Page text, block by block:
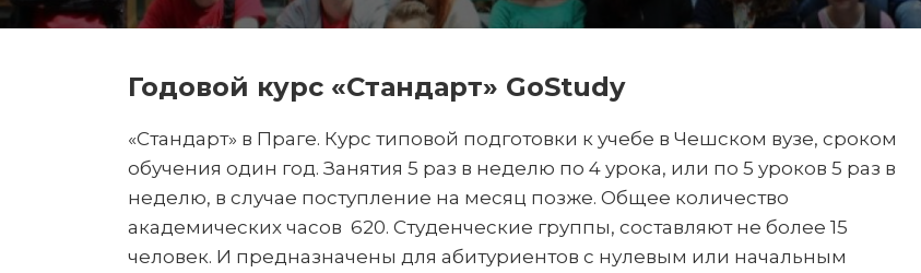
Годовой курс «Стандарт» GoStudy
«Стандарт» в Праге. Курс типовой подготовки к учебе в Чешском вузе, сроком
обучения один год. Занятия 5 раз в неделю по 4 урока, или по 5 уроков 5 раз в
неделю, в случае поступление на месяц позже. Общее количество
академических часов 620. Студенческие группы, составляют не более 15
человек. И предназначены для абитуриентов с нулевым или начальным